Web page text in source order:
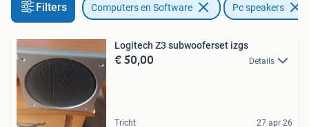
Filters Computers en Software Pc speakers
Logitech Z3 subwooferset izgs
€ 50,00 Details
Tricht 27 apr 26